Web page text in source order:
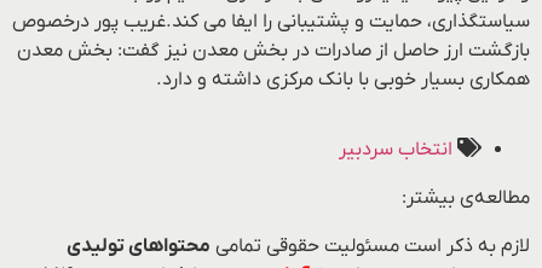
سیاستگذاری، حمایت و پشتیبانی را ایفا می کند.غریب پور درخصوص
بازگشت ارز حاصل از صادرات در بخش معدن نیز گفت: بخش معدن
همکاری بسیار خوبی با بانک مرکزی داشته و دارد.
انتخاب سردبیر
مطالعه‌ی بیشتر:
لازم به ذکر است مسئولیت حقوقی تمامی محتواهای تولیدی